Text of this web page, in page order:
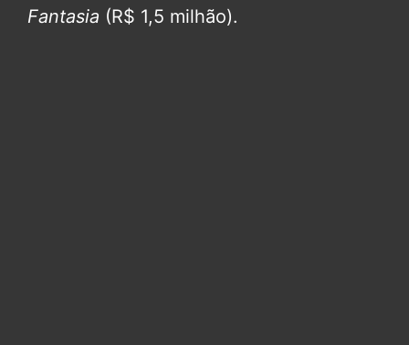
Fantasia (R$ 1,5 milhão).